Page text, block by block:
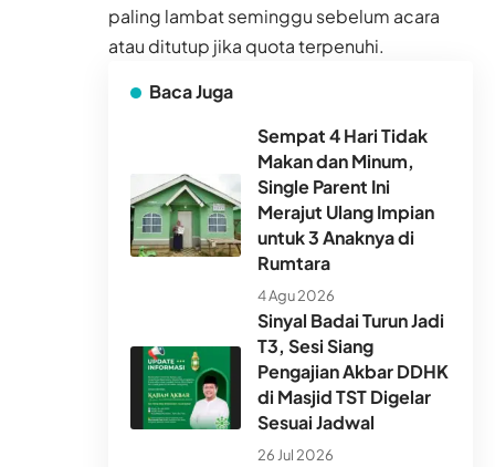
paling lambat seminggu sebelum acara
atau ditutup jika quota terpenuhi.
Baca Juga
Sempat 4 Hari Tidak
Makan dan Minum,
Single Parent Ini
Merajut Ulang Impian
untuk 3 Anaknya di
Rumtara
4 Agu 2026
Sinyal Badai Turun Jadi
T3, Sesi Siang
Pengajian Akbar DDHK
di Masjid TST Digelar
Sesuai Jadwal
26 Jul 2026